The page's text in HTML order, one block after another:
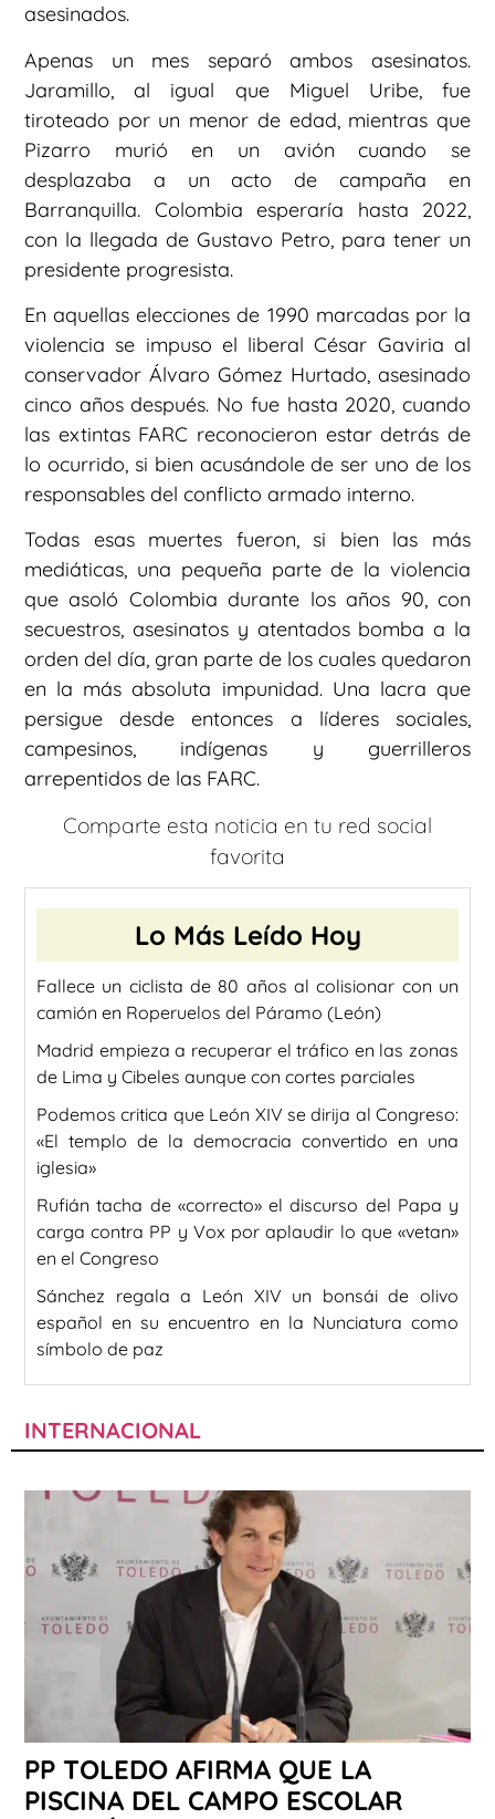
asesinados.
Apenas un mes separó ambos asesinatos.
Jaramillo, al igual que Miguel Uribe, fue
tiroteado por un menor de edad, mientras que
Pizarro murió en un avión cuando se
desplazaba a un acto de campaña en
Barranquilla. Colombia esperaría hasta 2022,
con la llegada de Gustavo Petro, para tener un
presidente progresista.
En aquellas elecciones de 1990 marcadas por la
violencia se impuso el liberal César Gaviria al
conservador Álvaro Gómez Hurtado, asesinado
cinco años después. No fue hasta 2020, cuando
las extintas FARC reconocieron estar detrás de
lo ocurrido, si bien acusándole de ser uno de los
responsables del conflicto armado interno.
Todas esas muertes fueron, si bien las más
mediáticas, una pequeña parte de la violencia
que asoló Colombia durante los años 90, con
secuestros, asesinatos y atentados bomba a la
orden del día, gran parte de los cuales quedaron
en la más absoluta impunidad. Una lacra que
persigue desde entonces a líderes sociales,
campesinos, indígenas y guerrilleros
arrepentidos de las FARC.
Comparte esta noticia en tu red social
favorita
Lo Más Leído Hoy
Fallece un ciclista de 80 años al colisionar con un
camión en Roperuelos del Páramo (León)
Madrid empieza a recuperar el tráfico en las zonas
de Lima y Cibeles aunque con cortes parciales
Podemos critica que León XIV se dirija al Congreso:
«El templo de la democracia convertido en una
iglesia»
Rufián tacha de «correcto» el discurso del Papa y
carga contra PP y Vox por aplaudir lo que «vetan»
en el Congreso
Sánchez regala a León XIV un bonsái de olivo
español en su encuentro en la Nunciatura como
símbolo de paz
INTERNACIONAL
PP TOLEDO AFIRMA QUE LA
PISCINA DEL CAMPO ESCOLAR